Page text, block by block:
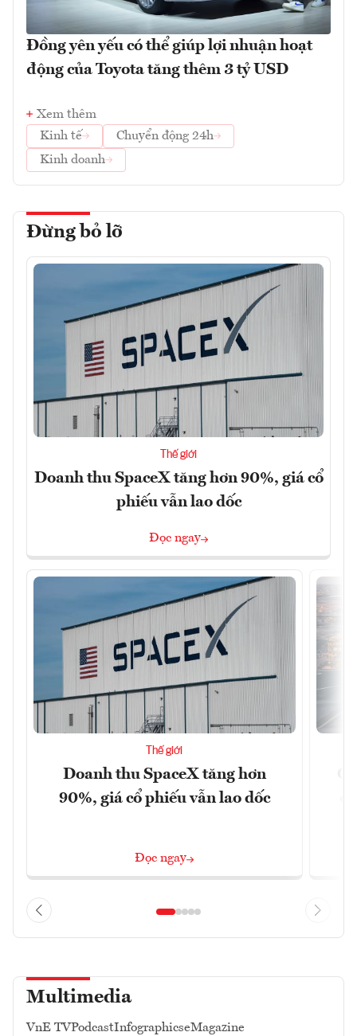
Đồng yên yếu có thể giúp lợi nhuận hoạt
động của Toyota tăng thêm 3 tỷ USD
Xem thêm
Kinh tế
Chuyển động 24h
Kinh doanh
Đừng bỏ lỡ
Thế giới
Doanh thu SpaceX tăng hơn 90%, giá cổ
phiếu vẫn lao dốc
Đọc ngay
Thế giới
Doanh thu SpaceX tăng hơn
90%, giá cổ phiếu vẫn lao dốc
Đọc ngay
Multimedia
VnE TVPodcastInfographicseMagazine